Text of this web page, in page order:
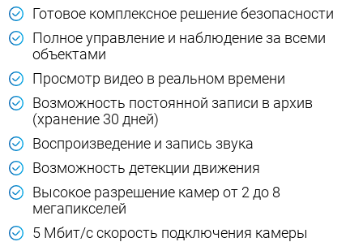
Готовое комплексное решение безопасности
Полное управление и наблюдение за всеми
объектами
Просмотр видео в реальном времени
Возможность постоянной записи в архив
(хранение 30 дней)
Воспроизведение и запись звука
Возможность детекции движения
Высокое разрешение камер от 2 до 8
мегапикселей
5 Мбит/с скорость подключения камеры